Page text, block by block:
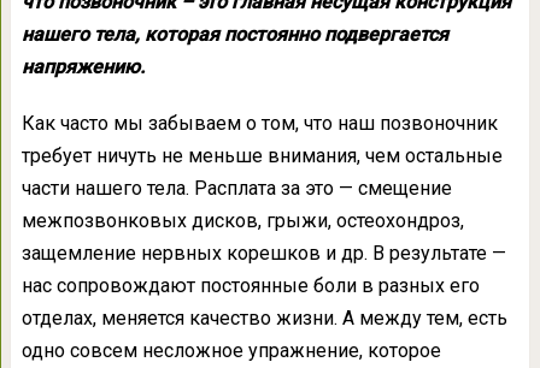
нашего тела, которая постоянно подвергается
напряжению.
Как часто мы забываем о том, что наш позвоночник
требует ничуть не меньше внимания, чем остальные
части нашего тела. Расплата за это — смещение
межпозвонковых дисков, грыжи, остеохондроз,
защемление нервных корешков и др. В результате —
нас сопровождают постоянные боли в разных его
отделах, меняется качество жизни. А между тем, есть
одно совсем несложное упражнение, которое